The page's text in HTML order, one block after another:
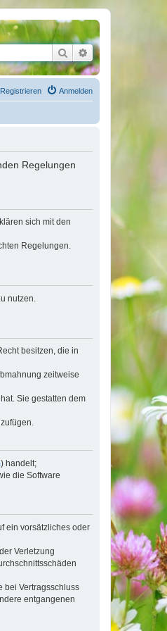
SucheErweiterte Suche
Anmelden
Registrieren
Regelungen
sich mit den
Regelungen.
nutzen.
besitzen, die in
zeitweise
Sie gestatten dem
) handelt;
die Software
ein vorsätzliches oder
Verletzung
bei Vertragsschluss
entgangenen